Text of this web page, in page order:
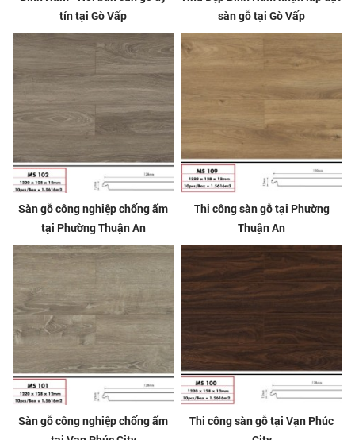
tín tại Gò Vấp
sàn gỗ tại Gò Vấp
Sàn gỗ công nghiệp chống ẩm
tại Phường Thuận An
Thi công sàn gỗ tại Phường
Thuận An
Sàn gỗ công nghiệp chống ẩm
Thi công sàn gỗ tại Vạn Phúc